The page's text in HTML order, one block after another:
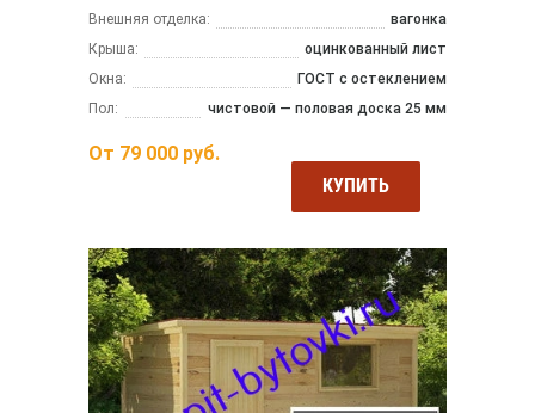
Внешняя отделка:
вагонка
Крыша:
оцинкованный лист
Окна:
ГОСТ с остеклением
Пол:
чистовой — половая доска 25 мм
От 79 000 руб.
КУПИТЬ